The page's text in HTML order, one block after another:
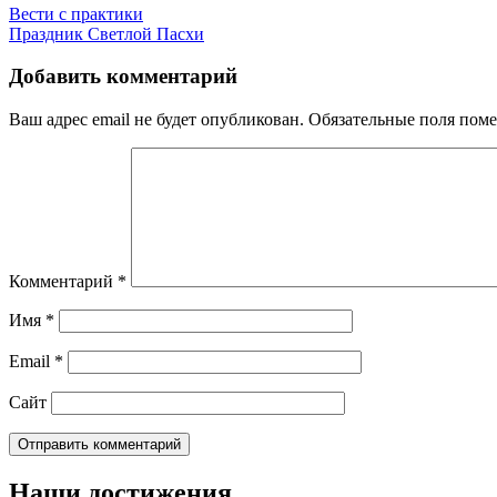
Вести с практики
Праздник Светлой Пасхи
Добавить комментарий
Ваш адрес email не будет опубликован. Обязательные поля
Комментарий *
Имя *
Email *
Сайт